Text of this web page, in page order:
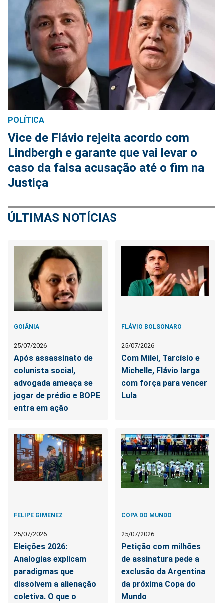
POLÍTICA
Vice de Flávio rejeita acordo com
Lindbergh e garante que vai levar o
caso da falsa acusação até o fim na
Justiça
ÚLTIMAS NOTÍCIAS
GOIÂNIA
25/07/2026
Após assassinato de
colunista social,
advogada ameaça se
jogar de prédio e BOPE
entra em ação
FLÁVIO BOLSONARO
25/07/2026
Com Milei, Tarcísio e
Michelle, Flávio larga
com força para vencer
Lula
FELIPE GIMENEZ
25/07/2026
Eleições 2026:
Analogias explicam
paradigmas que
dissolvem a alienação
coletiva. O que o
COPA DO MUNDO
25/07/2026
Petição com milhões
de assinatura pede a
exclusão da Argentina
da próxima Copa do
Mundo